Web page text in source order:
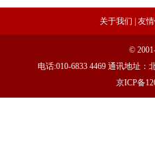
关于我们 友
©
电话:010-6833 4469 通讯地址
京ICP备